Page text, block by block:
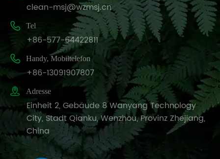
clean-msj@wzmsj.cn
 Tel
+86-577-64422811
 Handy, Mobiltelefon
+86-13091907807
 Adresse
Einheit 2, Gebäude 8 Wanyang Technology
City, Stadt Qianku, Wenzhou, Provinz Zhejiang,
China